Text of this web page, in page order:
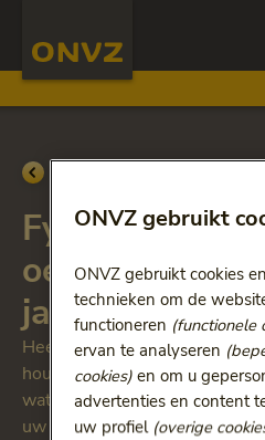
Fysiotherapie
oefentherapie
jaar
Heeft u lichamelijke klachten
houding? Een fysio- of
wat er aan de hand is en u
uw herstel.
ONVZ gebruikt
ONVZ gebruikt cookies
technieken om de
functioneren (functionele
ervan te analyseren
cookies)en om u
advertenties en content
uw profiel (overige